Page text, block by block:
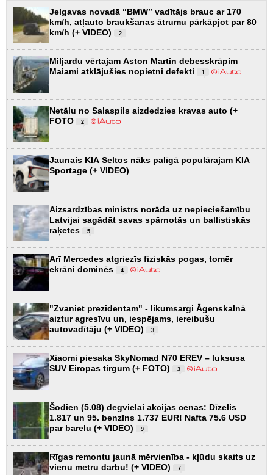
Jelgavas novadā “BMW” vadītājs brauc ar 170
km/h, atļauto braukšanas ātrumu pārkāpjot par 80
km/h (+ VIDEO)
2
Miljardu vērtajam Aston Martin debesskrāpim
Maiami atklājušies nopietni defekti
1
Netālu no Salaspils aizdedzies kravas auto (+
FOTO
2
Jaunais KIA Seltos nāks palīgā populārajam KIA
Sportage (+ VIDEO)
Aizsardzības ministrs norāda uz nepieciešamību
Latvijai sagādāt savas spārnotās un ballistiskās
raķetes
5
Arī Mercedes atgriezīs fiziskās pogas, tomēr
ekrāni dominēs
4
"Zvaniet prezidentam" - likumsargi Āgenskalnā
aiztur agresīvu un, iespējams, iereibušu
autovadītāju (+ VIDEO)
3
Xiaomi piesaka SkyNomad N70 EREV – luksusa
SUV Eiropas tirgum (+ FOTO)
3
Šodien (5.08) degvielai akcijas cenas: Dīzelis
1.817 un 95. benzīns 1.737 EUR! Nafta 75.6 USD
par barelu (+ VIDEO)
9
Rīgas remontu jaunā mērvienība - kļūdu skaits uz
vienu metru darbu! (+ VIDEO)
7